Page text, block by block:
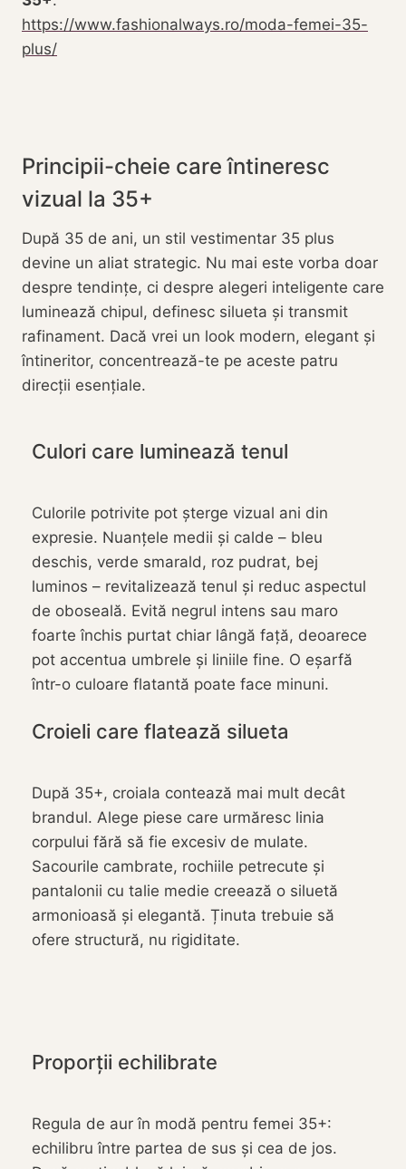
https://www.fashionalways.ro/moda-femei-35-
plus/
Principii-cheie care întineresc
vizual la 35+
După 35 de ani, un stil vestimentar 35 plus
devine un aliat strategic. Nu mai este vorba doar
despre tendințe, ci despre alegeri inteligente care
luminează chipul, definesc silueta și transmit
rafinament. Dacă vrei un look modern, elegant și
întineritor, concentrează-te pe aceste patru
direcții esențiale.
Culori care luminează tenul
Culorile potrivite pot șterge vizual ani din
expresie. Nuanțele medii și calde – bleu
deschis, verde smarald, roz pudrat, bej
luminos – revitalizează tenul și reduc aspectul
de oboseală. Evită negrul intens sau maro
foarte închis purtat chiar lângă față, deoarece
pot accentua umbrele și liniile fine. O eșarfă
într-o culoare flatantă poate face minuni.
Croieli care flatează silueta
După 35+, croiala contează mai mult decât
brandul. Alege piese care urmăresc linia
corpului fără să fie excesiv de mulate.
Sacourile cambrate, rochiile petrecute și
pantalonii cu talie medie creează o siluetă
armonioasă și elegantă. Ținuta trebuie să
ofere structură, nu rigiditate.
Proporții echilibrate
Regula de aur în modă pentru femei 35+:
echilibru între partea de sus și cea de jos.